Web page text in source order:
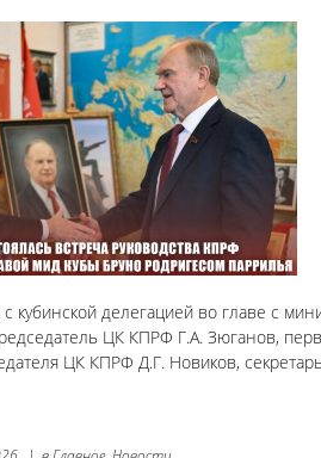
с кубинской делегацией во главе с
ЦК КПРФ Г.А. Зюганов,
ЦК КПРФ Д.Г. Новиков,